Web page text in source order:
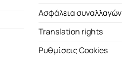
Ασφάλεια συναλλαγών
Translation rights
Ρυθμίσεις Cookies